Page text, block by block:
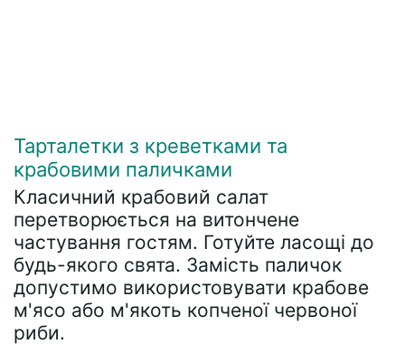
Тарталетки з креветками та
крабовими паличками
Класичний крабовий салат
перетворюється на витончене
частування гостям. Готуйте ласощі до
будь-якого свята. Замість паличок
допустимо використовувати крабове
м'ясо або м'якоть копченої червоної
риби.